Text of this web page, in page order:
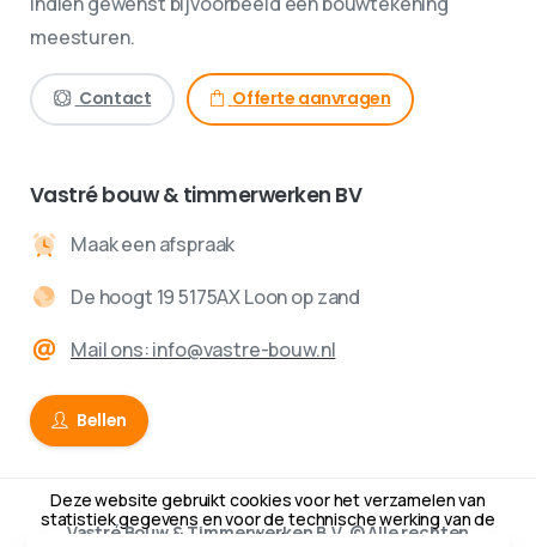
Deze website gebruikt cookies voor het verzamelen van
statistiek gegevens en voor de technische werking van de
website.
meesturen.
Contact Offerte aanvragen
Vastré bouw & timmerwerken BV
Maak een afspraak
De hoogt 19 5175AX Loon op zand
Mail ons: info@vastre-bouw.nl
Bellen
Vastré Bouw & Timmerwerken B.V. © Alle rechten